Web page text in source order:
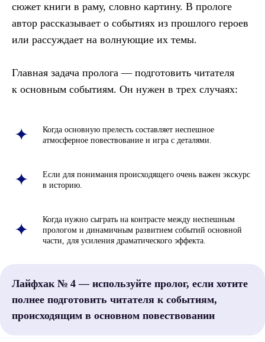
сюжет книги в раму, словно картину. В прологе
автор рассказывает о событиях из прошлого героев
или рассуждает на волнующие их темы.
Главная задача пролога — подготовить читателя
к основным событиям. Он нужен в трех случаях:
Когда основную прелесть составляет неспешное
атмосферное повествование и игра с деталями.
Если для понимания происходящего очень важен экскурс
в историю.
Когда нужно сыграть на контрасте между неспешным
прологом и динамичным развитием событий основной
части, для усиления драматического эффекта.
Лайфхак № 4 — используйте пролог, если хотите
полнее подготовить читателя к событиям,
происходящим в основном повествовании